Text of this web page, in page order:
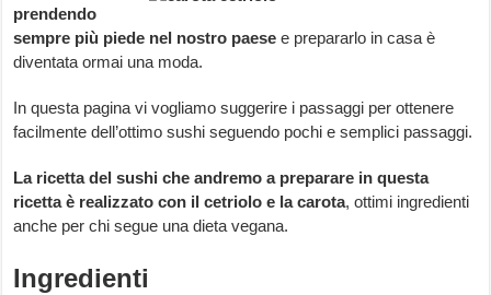
prendendo
sempre più piede nel nostro paese e prepararlo in casa è
diventata ormai una moda.
In questa pagina vi vogliamo suggerire i passaggi per ottenere
facilmente dell’ottimo sushi seguendo pochi e semplici passaggi.
La ricetta del sushi che andremo a preparare in questa
ricetta è realizzato con il cetriolo e la carota, ottimi ingredienti
anche per chi segue una dieta vegana.
Ingredienti